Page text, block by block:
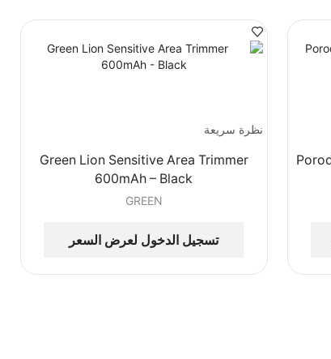
نظرة سريعة
Green Lion Sensitive Area Trimmer
600mAh – Black
GREEN
تسجيل الدخول لعرض السعر